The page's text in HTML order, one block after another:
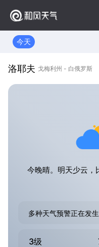
今天
洛耶夫 戈梅利州 - 白俄罗斯
今晚晴。明天少云，
多种天气预警正在发生
3级